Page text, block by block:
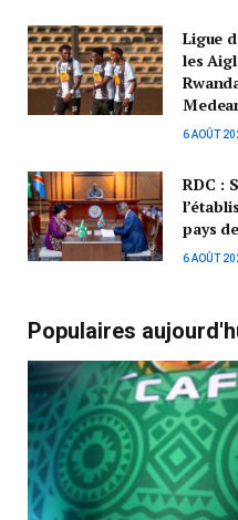
Ligue
les
6 AOÛT
RDC :
pays
6 AOÛT
Populaires